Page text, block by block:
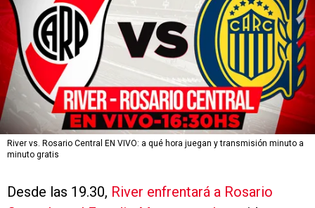
River vs. Rosario Central EN VIVO: a qué hora juegan y transmisión minuto a
minuto gratis
Desde las 19.30, River enfrentará a Rosario